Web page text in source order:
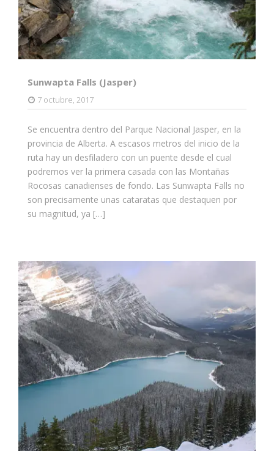
Sunwapta Falls (Jasper)
7 octubre, 2017
Se encuentra dentro del Parque Nacional Jasper, en la
provincia de Alberta. A escasos metros del inicio de la
ruta hay un desfiladero con un puente desde el cual
podremos ver la primera casada con las Montañas
Rocosas canadienses de fondo. Las Sunwapta Falls no
son precisamente unas cataratas que destaquen por
su magnitud, ya […]